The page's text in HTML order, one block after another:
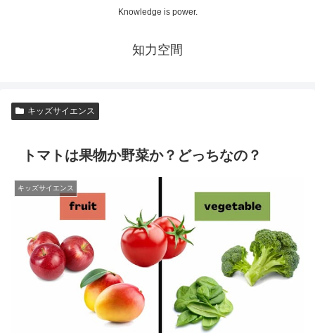
Knowledge is power.
知力空間
キッズサイエンス
トマトは果物か野菜か？どっちなの？
キッズサイエンス